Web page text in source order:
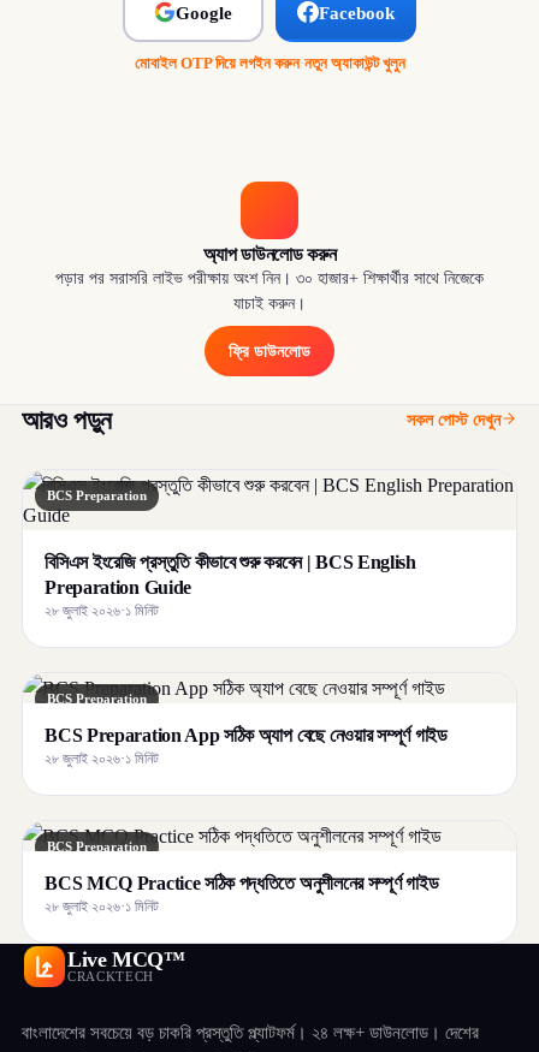
Google Facebook
মোবাইল OTP দিয়ে লগইন করুন·নতুন অ্যাকাউন্ট খুলুন
অ্যাপ ডাউনলোড করুন
পড়ার পর সরাসরি লাইভ পরীক্ষায় অংশ নিন। ৩০ হাজার+ শিক্ষার্থীর সাথে নিজেকে
যাচাই করুন।
ফ্রি ডাউনলোড
আরও পড়ুন সকল পোস্ট দেখুন
BCS Preparation
বিসিএস ইংরেজি প্রস্তুতি কীভাবে শুরু করবেন | BCS English
Preparation Guide
২৮ জুলাই ২০২৬·১ মিনিট
BCS Preparation
BCS Preparation App সঠিক অ্যাপ বেছে নেওয়ার সম্পূর্ণ গাইড
২৮ জুলাই ২০২৬·১ মিনিট
BCS Preparation
BCS MCQ Practice সঠিক পদ্ধতিতে অনুশীলনের সম্পূর্ণ গাইড
২৮ জুলাই ২০২৬·১ মিনিট
Live MCQ™
CRACKTECH
বাংলাদেশের সবচেয়ে বড় চাকরি প্রস্তুতি প্ল্যাটফর্ম। ২৪ লক্ষ+ ডাউনলোড। দেশের